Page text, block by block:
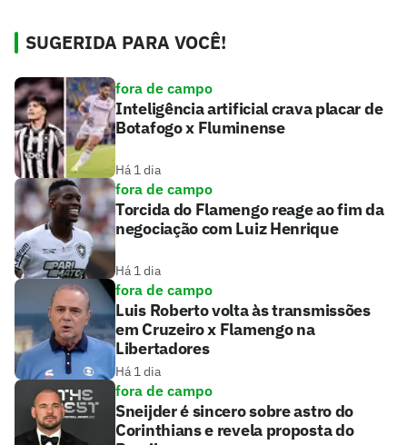
SUGERIDA PARA VOCÊ!
fora de campo
Inteligência artificial crava placar de
Botafogo x Fluminense
Há 1 dia
fora de campo
Torcida do Flamengo reage ao fim da
negociação com Luiz Henrique
Há 1 dia
fora de campo
Luis Roberto volta às transmissões
em Cruzeiro x Flamengo na
Libertadores
Há 1 dia
fora de campo
Sneijder é sincero sobre astro do
Corinthians e revela proposta do